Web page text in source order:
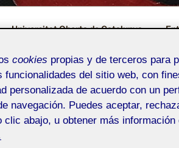
Universitat Oberta de Catalunya
III 222_20_316
cookies propias y de terceros para
funcionalidades del sitio web, con
personalizada de acuerdo con un
navegación. Puedes aceptar,
clic abajo, u obtener más información